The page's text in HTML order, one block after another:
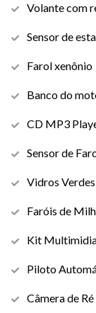
Volante com
Sensor de
Farol xenônio
Banco do
CD MP3
Sensor de
Vidros Verdes
Faróis de
Kit
Piloto
Câmera de Ré